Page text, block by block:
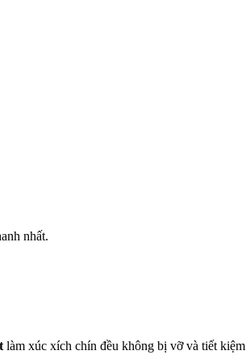
nhất.
làm xúc xích chín đều không bị vỡ và tiết